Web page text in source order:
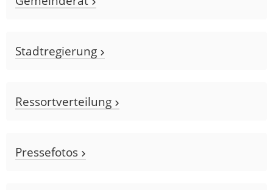
Stadtregierung
Ressortverteilung
Pressefotos